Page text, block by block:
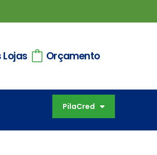
Lojas Orçamento
PilaCred